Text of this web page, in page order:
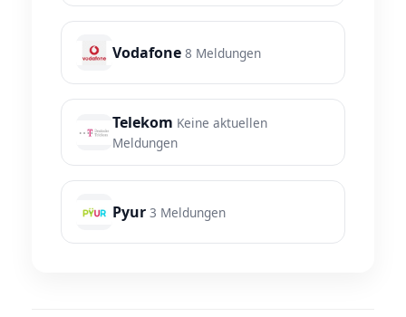
Vodafone 8 Meldungen
Telekom Keine aktuellen
Meldungen
Pyur 3 Meldungen